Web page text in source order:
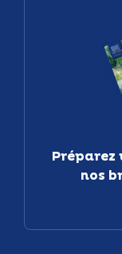
Préparez
nos